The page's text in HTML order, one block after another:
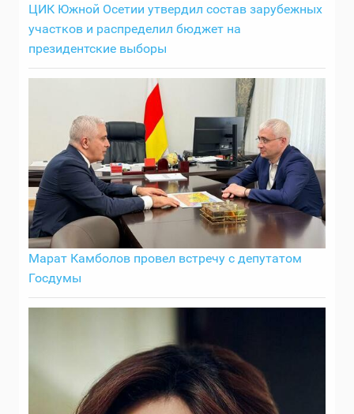
ЦИК Южной Осетии утвердил состав зарубежных
участков и распределил бюджет на
президентские выборы
Марат Камболов провел встречу с депутатом
Госдумы